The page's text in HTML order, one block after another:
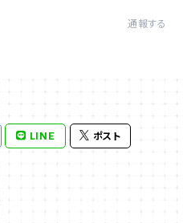
通報する
LINE ポスト